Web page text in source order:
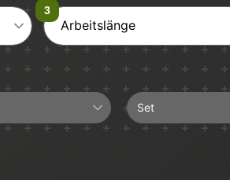
Arbeitslänge
Set